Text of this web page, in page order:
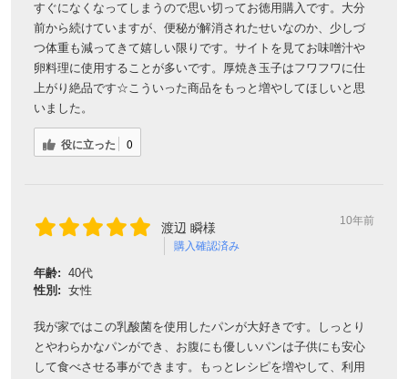
すぐになくなってしまうので思い切ってお徳用購入です。大分
前から続けていますが、便秘が解消されたせいなのか、少しづ
つ体重も減ってきて嬉しい限りです。サイトを見てお味噌汁や
卵料理に使用することが多いです。厚焼き玉子はフワフワに仕
上がり絶品です☆こういった商品をもっと増やしてほしいと思
いました。
役に立った 0
渡辺 瞬様
購入確認済み
10年前
年齢: 40代
性別: 女性
我が家ではこの乳酸菌を使用したパンが大好きです。しっとり
とやわらかなパンができ、お腹にも優しいパンは子供にも安心
して食べさせる事ができます。もっとレシピを増やして、利用